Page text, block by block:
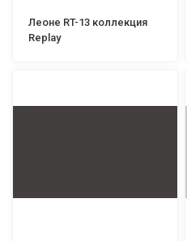
Леоне RT-13 коллекция
Replay